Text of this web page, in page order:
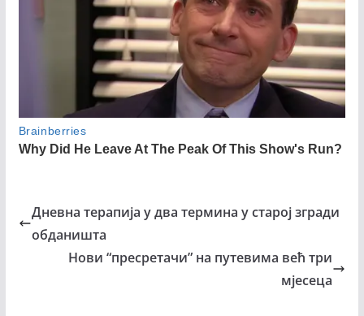
Дневна терапија у два термина у старој згради
обданишта
Нови “пресретачи” на путевима већ три
мјесеца